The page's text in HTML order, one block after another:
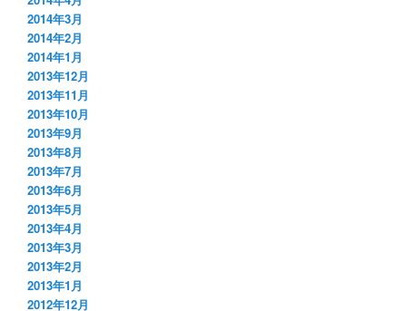
2014年3月
2014年2月
2014年1月
2013年12月
2013年11月
2013年10月
2013年9月
2013年8月
2013年7月
2013年6月
2013年5月
2013年4月
2013年3月
2013年2月
2013年1月
2012年12月